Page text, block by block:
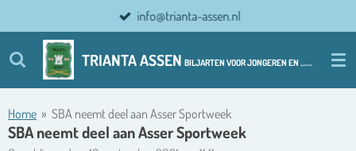
direct
naar
hoofdinhoud
TRIANTA ASSEN BILJARTEN VOOR JONGEREN EN ................ OUDERE JONGEREN
info@trianta-assen.nl
Home » SBA neemt deel aan Asser Sportweek
SBA neemt deel aan Asser Sportweek